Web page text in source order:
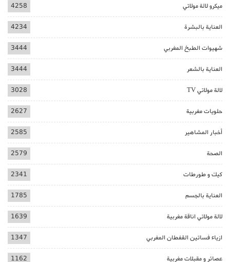
ميكرو لالة مولاتي 4258
العناية بالبشرة 4234
شهيوات الطبخ المغربي 3444
العناية بالشعر 3444
لالة مولاتي TV 3028
حلويات مغربية 2627
أخبار المشاهير 2585
الصحة 2579
كيك و طورطات 2341
العناية بالجسم 1785
لالة مولاتي اناقة مغربية 1639
ازياء فساتين القفطان المغربي 1347
عصائر و مقبلات مغربية 1162